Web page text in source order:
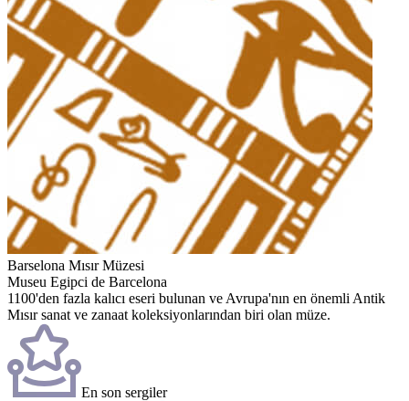
Barselona Mısır Müzesi
Museu Egipci de Barcelona
1100'den fazla kalıcı eseri bulunan ve Avrupa'nın en önemli Antik
Mısır sanat ve zanaat koleksiyonlarından biri olan müze.
En son sergiler